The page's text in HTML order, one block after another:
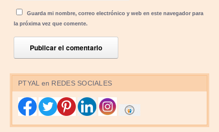
Guarda mi nombre, correo electrónico y web en este navegador para
la próxima vez que comente.
PTYAL en REDES SOCIALES